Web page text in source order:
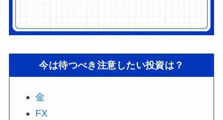
今は待つべき注意したい投資は？
金
FX